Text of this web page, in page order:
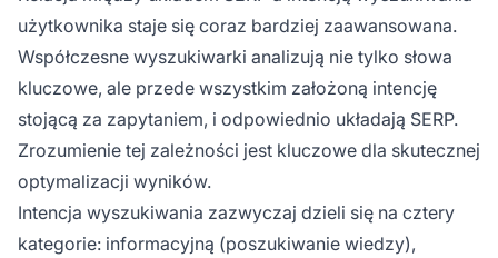
użytkownika staje się coraz bardziej zaawansowana.
Współczesne wyszukiwarki analizują nie tylko słowa
kluczowe, ale przede wszystkim założoną intencję
stojącą za zapytaniem, i odpowiednio układają SERP.
Zrozumienie tej zależności jest kluczowe dla skutecznej
optymalizacji wyników.
Intencja wyszukiwania zazwyczaj dzieli się na cztery
kategorie: informacyjną (poszukiwanie wiedzy),